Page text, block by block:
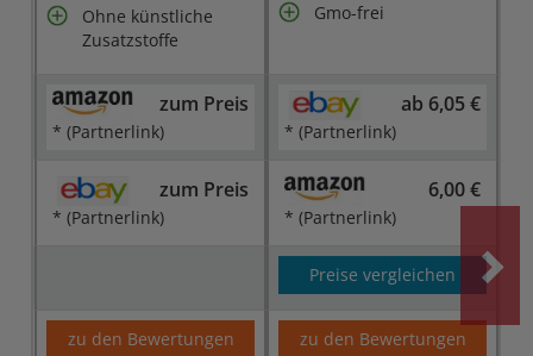
Ohne künstliche
Zusatzstoffe
Gmo-frei
zum Preis
* (Partnerlink)
ab 6,05 €
* (Partnerlink)
zum Preis
* (Partnerlink)
6,00 €
* (Partnerlink)
Preise vergleichen
zu den Bewertungen zu den Bewertungen